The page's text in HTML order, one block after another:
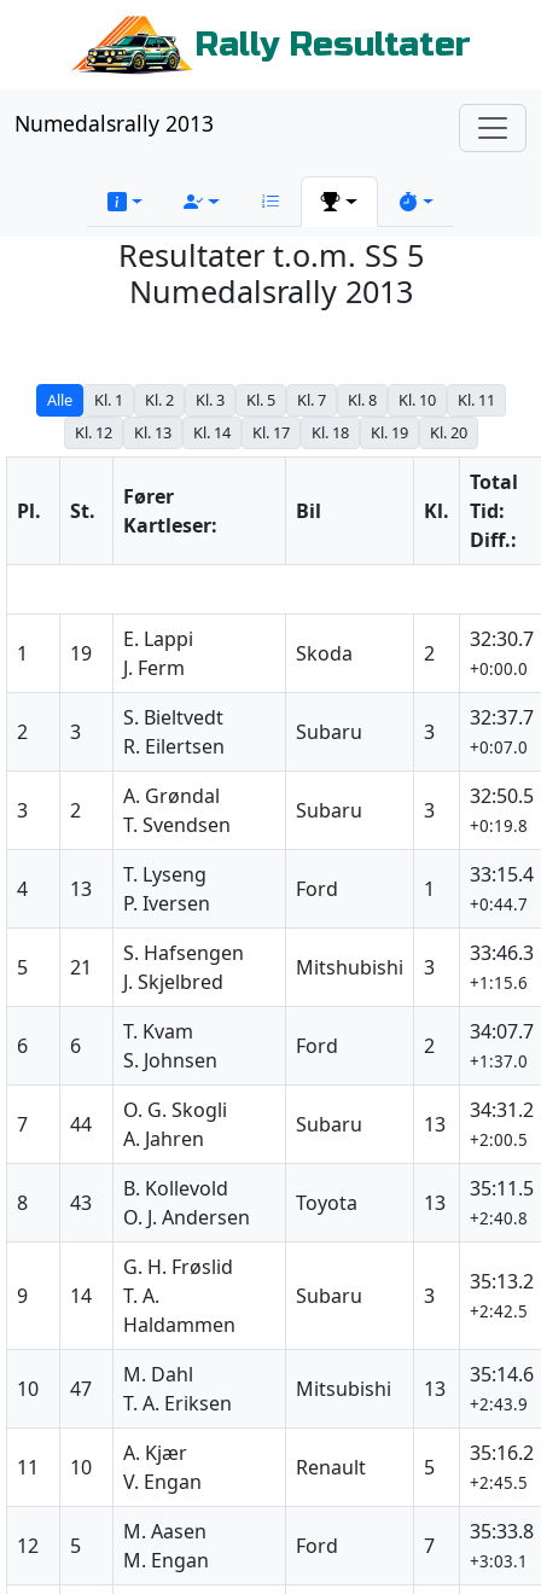
Rally Resultater
Numedalsrally 2013
Resultater t.o.m. SS 5
Numedalsrally 2013
Alle Kl. 1 Kl. 2 Kl. 3 Kl. 5 Kl. 7 Kl. 8 Kl. 10
Kl. 11
Kl. 12
Kl. 13 Kl. 14 Kl. 17 Kl. 18 Kl. 19 Kl. 20
Pl. St.
Fører
Kartleser:
Bil Kl.
Total
Tid:
Diff.:
1 19
E. Lappi
J. Ferm
Skoda 2
32:30.7
+0:00.0
2 3
S. Bieltvedt
R. Eilertsen
Subaru 3
32:37.7
+0:07.0
3 2
A. Grøndal
T. Svendsen
Subaru 3
32:50.5
+0:19.8
4 13
T. Lyseng
P. Iversen
Ford 1
33:15.4
+0:44.7
5 21
S. Hafsengen
J. Skjelbred
Mitshubishi 3
33:46.3
+1:15.6
6 6
T. Kvam
S. Johnsen
Ford 2
34:07.7
+1:37.0
7 44
O. G. Skogli
A. Jahren
Subaru 13
34:31.2
+2:00.5
8 43
B. Kollevold
O. J. Andersen
Toyota 13
35:11.5
+2:40.8
9 14
G. H. Frøslid
T. A.
Haldammen
Subaru 3
35:13.2
+2:42.5
10 47
M. Dahl
T. A. Eriksen
Mitsubishi 13
35:14.6
+2:43.9
11 10
A. Kjær
V. Engan
Renault 5
35:16.2
+2:45.5
12 5
M. Aasen
M. Engan
Ford 7
35:33.8
+3:03.1